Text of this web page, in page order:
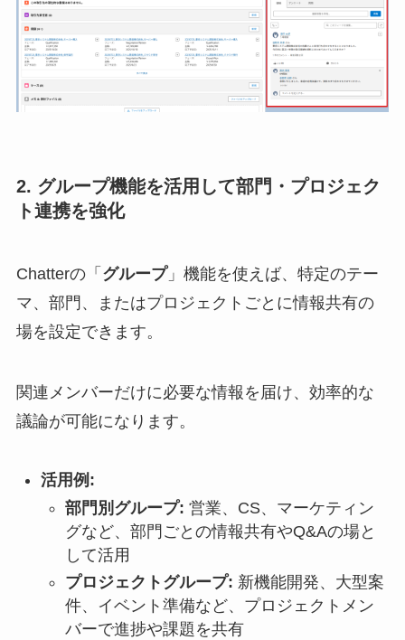
2. グループ機能を活用して部門・プロジェク
ト連携を強化
Chatterの「 グループ」機能を使えば、特定のテー
マ、部門、またはプロジェクトごとに情報共有の
場を設定できます。
関連メンバーだけに必要な情報を届け、効率的な
議論が可能になります。
活用例:
部門別グループ: 営業、CS、マーケティン
グなど、部門ごとの情報共有やQ&Aの場と
して活用
プロジェクトグループ: 新機能開発、大型案
件、イベント準備など、プロジェクトメン
バーで進捗や課題を共有